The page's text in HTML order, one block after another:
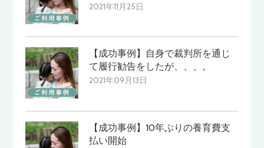
2021年11月25日
【成功事例】自身で裁判所を通じ
て履行勧告をしたが、、、。
2021年09月13日
【成功事例】10年ぶりの養育費支
払い開始